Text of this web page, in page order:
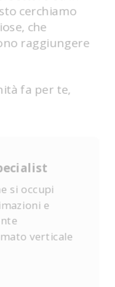
cerchiamo
che
raggiungere
fa per te,
si occupi
e
verticale